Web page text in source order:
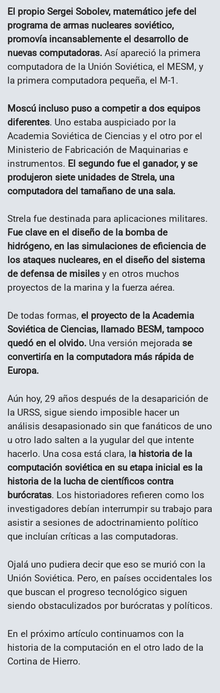
El propio Sergei Sobolev, matemático jefe del
programa de armas nucleares soviético,
promovía incansablemente el desarrollo de
nuevas computadoras. Así apareció la primera
computadora de la Unión Soviética, el MESM, y
la primera computadora pequeña, el M-1.
Moscú incluso puso a competir a dos equipos
diferentes. Uno estaba auspiciado por la
Academia Soviética de Ciencias y el otro por el
Ministerio de Fabricación de Maquinarias e
instrumentos. El segundo fue el ganador, y se
produjeron siete unidades de Strela, una
computadora del tamañano de una sala.
Strela fue destinada para aplicaciones militares.
Fue clave en el diseño de la bomba de
hidrógeno, en las simulaciones de eficiencia de
los ataques nucleares, en el diseño del sistema
de defensa de misiles y en otros muchos
proyectos de la marina y la fuerza aérea.
De todas formas, el proyecto de la Academia
Soviética de Ciencias, llamado BESM, tampoco
quedó en el olvido. Una versión mejorada se
convertiría en la computadora más rápida de
Europa.
Aún hoy, 29 años después de la desaparición de
la URSS, sigue siendo imposible hacer un
análisis desapasionado sin que fanáticos de uno
u otro lado salten a la yugular del que intente
hacerlo. Una cosa está clara, la historia de la
computación soviética en su etapa inicial es la
historia de la lucha de científicos contra
burócratas. Los historiadores refieren como los
investigadores debían interrumpir su trabajo para
asistir a sesiones de adoctrinamiento político
que incluían críticas a las computadoras.
Ojalá uno pudiera decir que eso se murió con la
Unión Soviética. Pero, en países occidentales los
que buscan el progreso tecnológico siguen
siendo obstaculizados por burócratas y políticos.
En el próximo artículo continuamos con la
historia de la computación en el otro lado de la
Cortina de Hierro.